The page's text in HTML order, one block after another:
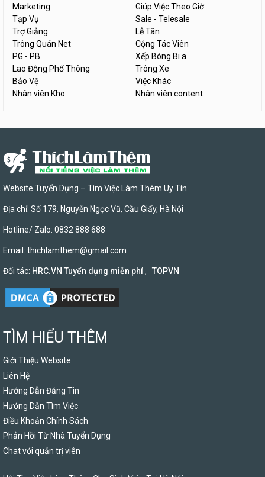
Marketing
Giúp Việc Theo Giờ
Tạp Vụ
Sale - Telesale
Trợ Giảng
Lễ Tân
Trông Quán Net
Cộng Tác Viên
PG - PB
Xếp Bóng Bi a
Lao Động Phổ Thông
Trông Xe
Bảo Vệ
Việc Khác
Nhân viên Kho
Nhân viên content
Website Tuyển Dụng – Tìm Việc Làm Thêm Uy Tín
Địa chỉ: Số 179, Nguyễn Ngọc Vũ, Cầu Giấy, Hà Nội
Hotline/ Zalo: 0832 888 688
Email: thichlamthem@gmail.com
Đối tác: HRC.VN Tuyển dụng miễn phí, TOPVN
TÌM HIỂU THÊM
Giới Thiệu Website
Liên Hệ
Hướng Dẫn Đăng Tin
Hướng Dẫn Tìm Việc
Điều Khoản Chính Sách
Phản Hồi Từ Nhà Tuyển Dụng
Chat với quản trị viên